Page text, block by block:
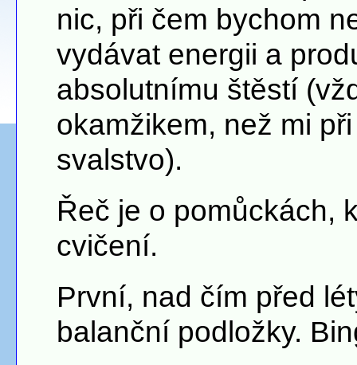
nic, při čem bychom
vydávat energii a
absolutnímu štěstí
okamžikem, než mi
svalstvo).
Řeč je o pomůckách,
cvičení.
První, nad čím před
balanční podložky.